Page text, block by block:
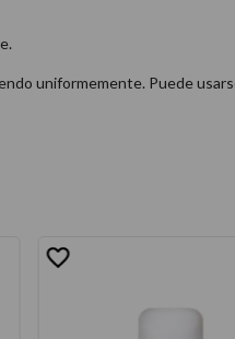
uniformemente. Puede